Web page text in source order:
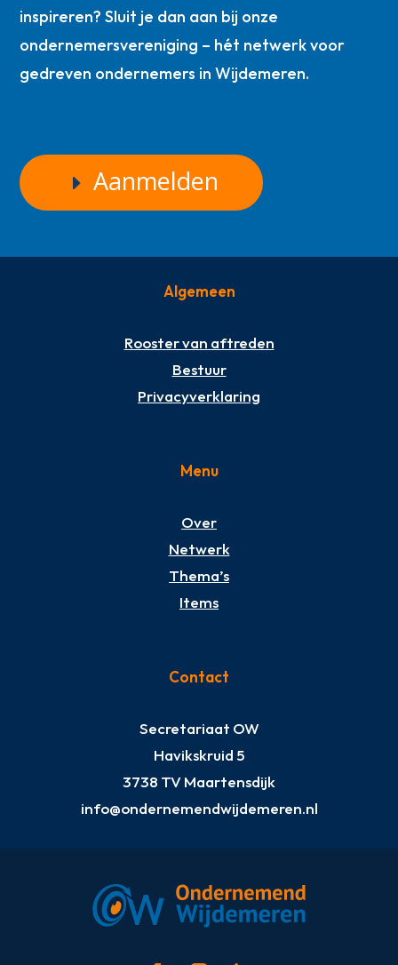
inspireren? Sluit je dan aan bij onze
ondernemersvereniging – hét netwerk voor
gedreven ondernemers in Wijdemeren.
Aanmelden
Algemeen
Rooster van aftreden
Bestuur
Privacyverklaring
Menu
Over
Netwerk
Thema’s
Items
Contact
Secretariaat OW
Havikskruid 5
3738 TV Maartensdijk
info@ondernemendwijdemeren.nl